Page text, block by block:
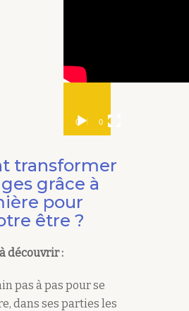
00:00 04:40
transformer
grâce à
pour
être ?
découvrir :
pas à pas pour se
dans ses parties les